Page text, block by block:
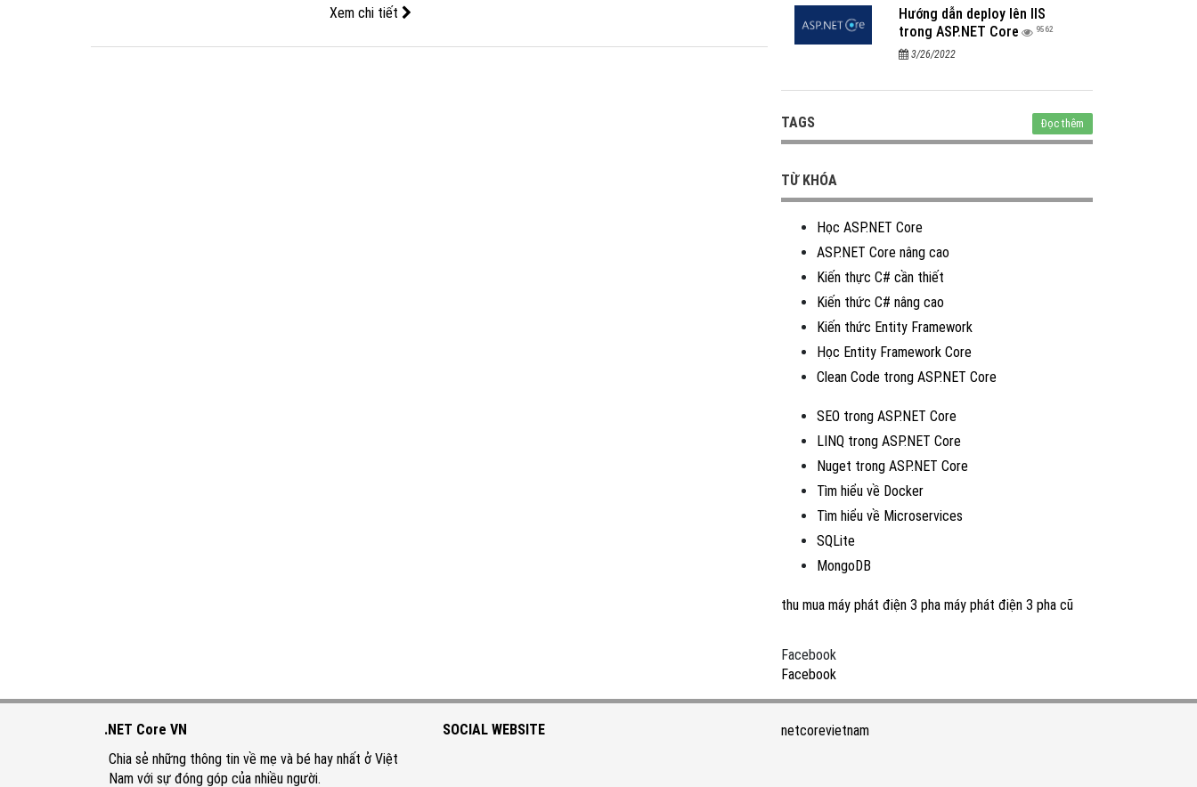
Xem chi tiết
Hướng dẫn deploy lên IIS
trong ASP.NET Core
9562
3/26/2022
TAGS Đọc thêm
TỪ KHÓA
Học ASP.NET Core
ASP.NET Core nâng cao
Kiến thực C# cần thiết
Kiến thức C# nâng cao
Kiến thức Entity Framework
Học Entity Framework Core
Clean Code trong ASP.NET Core
SEO trong ASP.NET Core
LINQ trong ASP.NET Core
Nuget trong ASP.NET Core
Tìm hiểu về Docker
Tìm hiểu về Microservices
SQLite
MongoDB
thu mua máy phát điện 3 pha máy phát điện 3 pha cũ
Facebook
Facebook
.NET Core VN
Chia sẻ những thông tin về mẹ và bé hay nhất ở Việt
Nam với sự đóng góp của nhiều người.
SOCIAL WEBSITE netcorevietnam